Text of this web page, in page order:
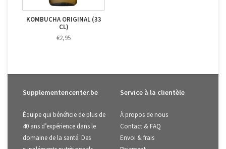
KOMBUCHA ORIGINAL (33
CL)
€2,95
Supplementencenter.be
Équipe qui bénéficie de plus de
40 ans d’expérience dans le
domaine de la santé. Des
Service à la clientèle
À propos de nous
Contact & FAQ
Envoi & frais